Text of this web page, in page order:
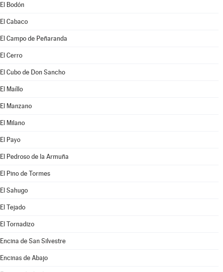
El Bodón
El Cabaco
El Campo de Peñaranda
El Cerro
El Cubo de Don Sancho
El Maíllo
El Manzano
El Milano
El Payo
El Pedroso de la Armuña
El Pino de Tormes
El Sahugo
El Tejado
El Tornadizo
Encina de San Silvestre
Encinas de Abajo